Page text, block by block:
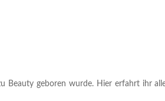
Beauty geboren wurde. Hier erfahrt ihr